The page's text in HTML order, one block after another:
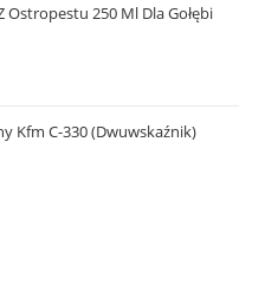
Ostropestu 250 Ml Dla Gołębi
Kfm C-330 (Dwuwskaźnik)